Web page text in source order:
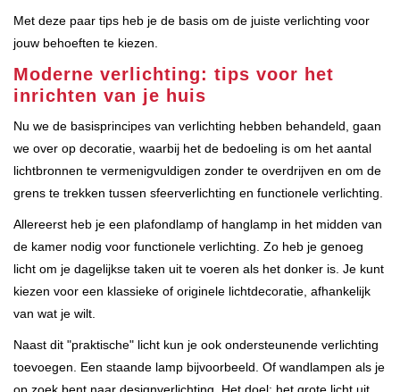
Met deze paar tips heb je de basis om de juiste verlichting voor
jouw behoeften te kiezen.
Moderne verlichting: tips voor het
inrichten van je huis
Nu we de basisprincipes van verlichting hebben behandeld, gaan
we over op decoratie, waarbij het de bedoeling is om het aantal
lichtbronnen te vermenigvuldigen zonder te overdrijven en om de
grens te trekken tussen sfeerverlichting en functionele verlichting.
Allereerst heb je een plafondlamp of hanglamp in het midden van
de kamer nodig voor functionele verlichting. Zo heb je genoeg
licht om je dagelijkse taken uit te voeren als het donker is. Je kunt
kiezen voor een klassieke of originele lichtdecoratie, afhankelijk
van wat je wilt.
Naast dit "praktische" licht kun je ook ondersteunende verlichting
toevoegen. Een staande lamp bijvoorbeeld. Of wandlampen als je